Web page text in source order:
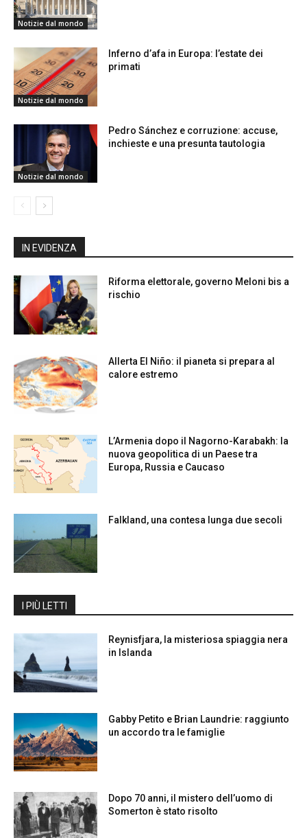
Notizie dal mondo
Notizie dal mondo
Inferno d’afa in Europa: l’estate dei
primati
Notizie dal mondo
Pedro Sánchez e corruzione: accuse,
inchieste e una presunta tautologia
IN EVIDENZA
Riforma elettorale, governo Meloni bis a
rischio
Allerta El Niño: il pianeta si prepara al
calore estremo
L’Armenia dopo il Nagorno-Karabakh: la
nuova geopolitica di un Paese tra
Europa, Russia e Caucaso
Falkland, una contesa lunga due secoli
I PIÙ LETTI
Reynisfjara, la misteriosa spiaggia nera
in Islanda
Gabby Petito e Brian Laundrie: raggiunto
un accordo tra le famiglie
Dopo 70 anni, il mistero dell’uomo di
Somerton è stato risolto